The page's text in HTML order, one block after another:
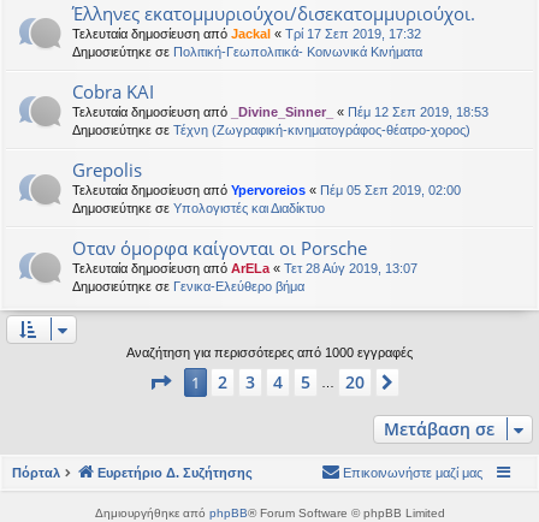
Έλληνες εκατομμυριούχοι/δισεκατομμυριούχοι.
Τελευταία δημοσίευση από Jackal « Τρί 17 Σεπ 2019, 17:32
Δημοσιεύτηκε σε Πολιτική-Γεωπολιτικά- Κοινωνικά Κινήματα
Cobra KAI
Τελευταία δημοσίευση από _Divine_Sinner_ « Πέμ 12 Σεπ 2019, 18:53
Δημοσιεύτηκε σε Τέχνη (Ζωγραφική-κινηματογράφος-θέατρο-χορος)
Grepolis
Τελευταία δημοσίευση από Ypervoreios « Πέμ 05 Σεπ 2019, 02:00
Δημοσιεύτηκε σε Υπολογιστές και Διαδίκτυο
Οταν όμορφα καίγονται οι Porsche
Τελευταία δημοσίευση από ArELa « Τετ 28 Αύγ 2019, 13:07
Δημοσιεύτηκε σε Γενικα-Ελεύθερο βήμα
Αναζήτηση για περισσότερες από 1000 εγγραφές
Σελίδα από 20
1 2 3 4 5 20
Μετάβαση σε
Πόρταλ Ευρετήριο Δ. Συζήτησης Επικοινωνήστε μαζί μας
Δημιουργήθηκε από phpBB® Forum Software © phpBB Limited